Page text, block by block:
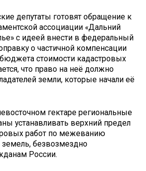
депутаты готовят обращение к
ассоциации «Дальний
с идеей внести в федеральный
о частичной компенсации
стоимости кадастровых
что право на неё должно
земли, которые начали её
гектаре региональные
устанавливать верхний предел
работ по межеванию
безвозмездно
России.